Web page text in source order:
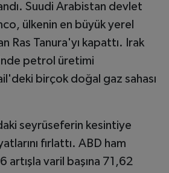
Suudi Arabistan devlet
ülkenin en büyük yerel
Ras Tanura'yı kapattı. Irak
petrol üretimi
birçok doğal gaz sahası
seyrüseferin kesintiye
fırlattı. ABD ham
varil başına 71,62